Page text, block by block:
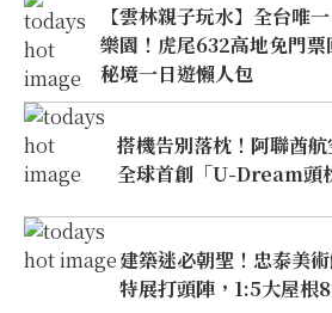
【雲林親子玩水】全台唯
樂園！虎尾632高地免門
秘境一日遊懶人包
搭機告別落枕！阿聯酋航
全球首創「U-Dream頭
建築迷必朝聖！忠泰美
特展打頭陣，1:5大屋根